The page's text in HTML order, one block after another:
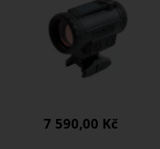
7 590,00 Kč